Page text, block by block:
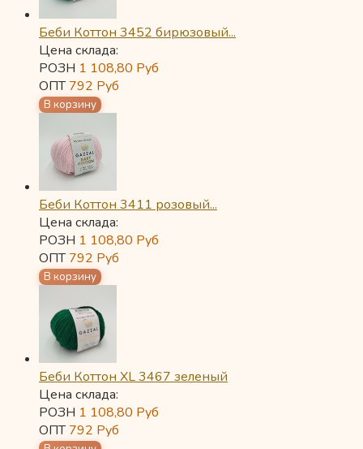
Беби Коттон 3452 бирюзовый...
Цена склада:
РОЗН 1 108,80 Руб
ОПТ792 Руб
Беби Коттон 3411 розовый...
Цена склада:
РОЗН 1 108,80 Руб
ОПТ792 Руб
Беби Коттон XL 3467 зеленый
Цена склада:
РОЗН 1 108,80 Руб
ОПТ792 Руб